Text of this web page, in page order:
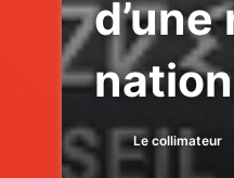
Le collimateur